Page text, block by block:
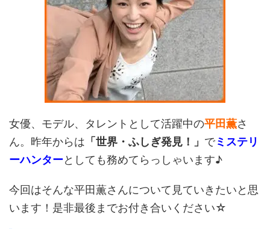
女優、モデル、タレントとして活躍中の平田薫さ
ん。昨年からは 「世界・ふしぎ発見！」 でミステリ
ーハンターとしても務めてらっしゃいます♪
今回はそんな平田薫さんについて見ていきたいと思
います！是非最後までお付き合いください☆